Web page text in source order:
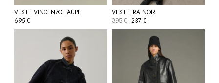
VESTE VINCENZO TAUPE
695 €
VESTE IRA NOIR
395 € 237 €